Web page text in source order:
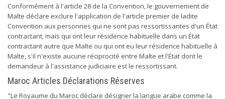
Conformément à l'article 28 de la Convention, le gouvernement de
Malte déclare exclure l'application de l'article premier de ladite
Convention aux personnes qui ne sont pas ressortissantes d'un État
contractant, mais qui ont leur résidence habituelle dans un État
contractant autre que Malte ou qui ont eu leur résidence habituelle à
Malte, s'il n'existe aucune réciprocité entre Malte et l'État dont le
demandeur à l'assistance judiciaire est le ressortissant.
Maroc Articles Déclarations Réserves
"Le Royaume du Maroc déclare désigner la langue arabe comme la